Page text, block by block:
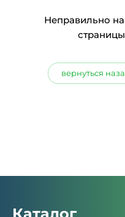
Неправильно
вернуться